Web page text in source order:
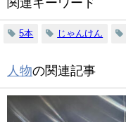
関連キーワード
5本 じゃんけん
人物の関連記事